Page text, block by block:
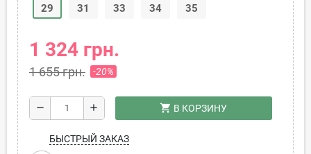
29
31 33 34 35
1 324 грн.
1 655 грн. -20%
remove add shopping_cart В КОРЗИНУ
БЫСТРЫЙ ЗАКАЗ